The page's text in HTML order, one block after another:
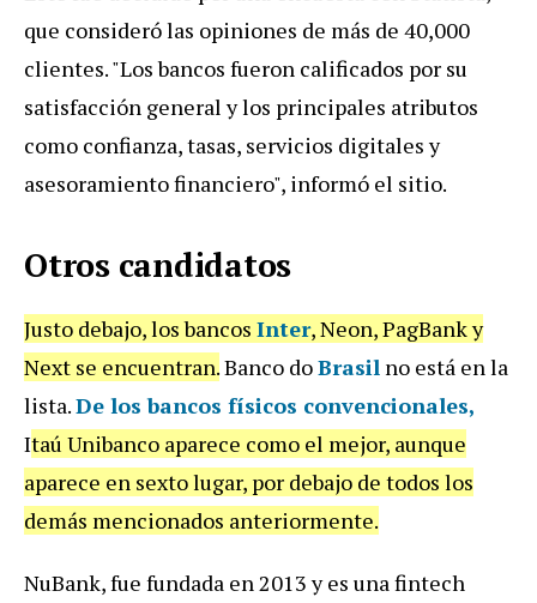
que consideró las opiniones de más de 40,000
clientes. "Los bancos fueron calificados por su
satisfacción general y los principales atributos
como confianza, tasas, servicios digitales y
asesoramiento financiero", informó el sitio.
Otros candidatos
Justo debajo, los bancos Inter, Neon, PagBank y
Next se encuentran.Banco doBrasil no está en la
lista.De los bancos físicos convencionales,
Itaú Unibanco aparece como el mejor, aunque
aparece en sexto lugar, por debajo de todos los
demás mencionados anteriormente.
NuBank, fue fundada en 2013 y es una fintech